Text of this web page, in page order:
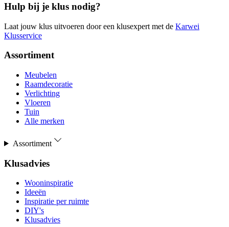
Hulp bij je klus nodig?
Laat jouw klus uitvoeren door een klusexpert met de Karwei
Klusservice
Assortiment
Meubelen
Raamdecoratie
Verlichting
Vloeren
Tuin
Alle merken
Assortiment
Klusadvies
Wooninspiratie
Ideeën
Inspiratie per ruimte
DIY's
Klusadvies